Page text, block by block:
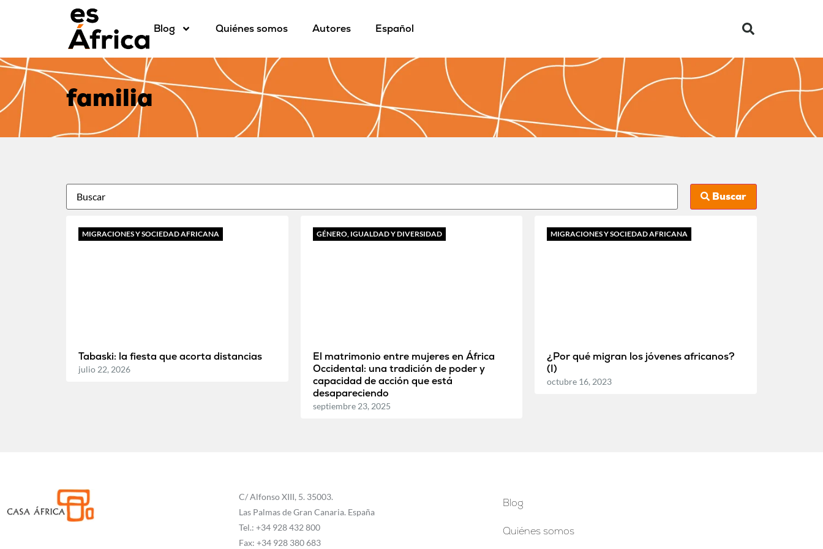
Blog Quiénes somos Autores Español
familia
Buscar
MIGRACIONES Y SOCIEDAD AFRICANA
Tabaski: la fiesta que acorta distancias
julio 22, 2026
GÉNERO, IGUALDAD Y DIVERSIDAD
El matrimonio entre mujeres en África
Occidental: una tradición de poder y
capacidad de acción que está
desapareciendo
septiembre 23, 2025
MIGRACIONES Y SOCIEDAD AFRICANA
¿Por qué migran los jóvenes africanos?
(I)
octubre 16, 2023
C/ Alfonso XIII, 5. 35003.
Las Palmas de Gran Canaria. España
Tel.: +34 928 432 800
Fax: +34 928 380 683
Blog
Quiénes somos